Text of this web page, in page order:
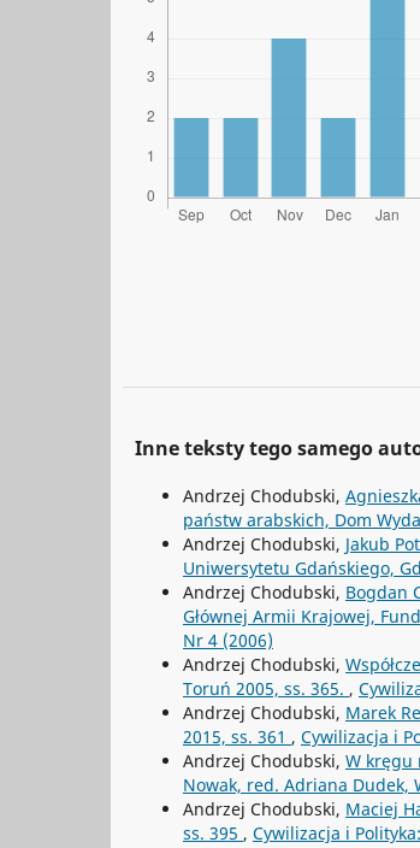
Inne teksty tego samego
Andrzej Chodubski,
państw arabskich, Dom
Andrzej Chodubski, Jakub
Uniwersytetu Gdańskiego,
Andrzej Chodubski, Bogdan
Głównej Armii Krajowej,
Nr 4 (2006)
Andrzej Chodubski,
Toruń 2005, ss. 365. ,
Andrzej Chodubski, Marek
2015, ss. 361 , Cywilizacja i
Andrzej Chodubski, W kręgu
Nowak, red. Adriana Dudek,
Andrzej Chodubski, Maciej
ss. 395 , Cywilizacja i